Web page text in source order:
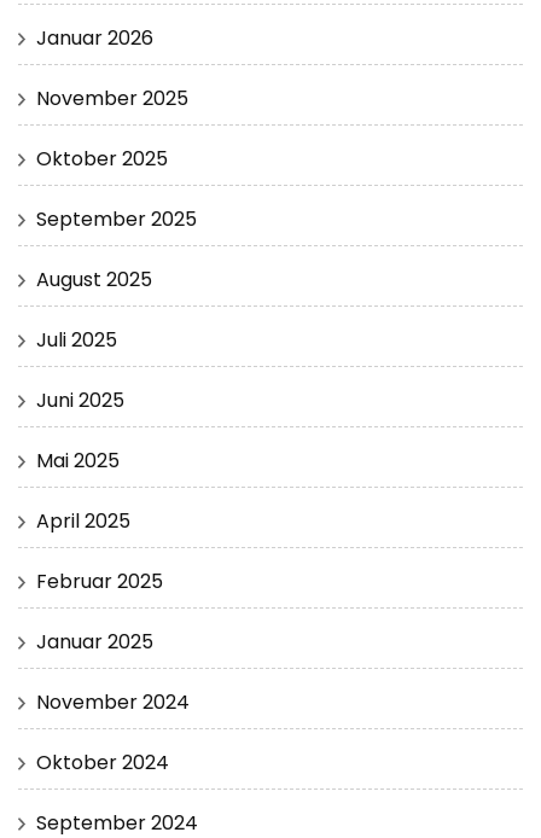
Januar 2026
November 2025
Oktober 2025
September 2025
August 2025
Juli 2025
Juni 2025
Mai 2025
April 2025
Februar 2025
Januar 2025
November 2024
Oktober 2024
September 2024